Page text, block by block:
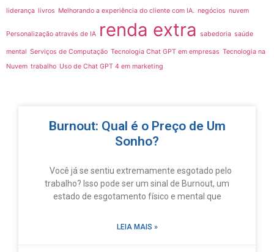
liderança livros Melhorando a experiência do cliente com IA. negócios nuvem
Personalização através de IA renda extra sabedoria saúde
mental Serviços de Computação Tecnologia Chat GPT em empresas Tecnologia na
Nuvem trabalho Uso de Chat GPT 4 em marketing
Burnout: Qual é o Preço de Um
Sonho?
Você já se sentiu extremamente esgotado pelo
trabalho? Isso pode ser um sinal de Burnout, um
estado de esgotamento físico e mental que
LEIA MAIS »